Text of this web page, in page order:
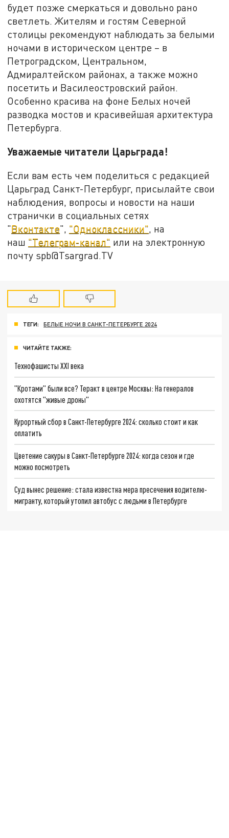
будет позже смеркаться и довольно рано
светлеть. Жителям и гостям Северной
столицы рекомендуют наблюдать за белыми
ночами в историческом центре – в
Петроградском, Центральном,
Адмиралтейском районах, а также можно
посетить и Василеостровский район.
Особенно красива на фоне Белых ночей
разводка мостов и красивейшая архитектура
Петербурга.
Уважаемые читатели Царьграда!
Если вам есть чем поделиться с редакцией
Царьград Санкт-Петербург, присылайте свои
наблюдения, вопросы и новости на наши
странички в социальных сетях
"Вконтакте", "Одноклассники" , на
наш "Телеграм-канал" или на электронную
почту spb@Tsargrad.TV
ТЕГИ: БЕЛЫЕ НОЧИ В САНКТ-ПЕТЕРБУРГЕ 2024
ЧИТАЙТЕ ТАКЖЕ:
Технофашисты XXI века
"Кротами" были все? Теракт в центре Москвы: На генералов
охотятся "живые дроны"
Курортный сбор в Санкт-Петербурге 2024: сколько стоит и как
оплатить
Цветение сакуры в Санкт-Петербурге 2024: когда сезон и где
можно посмотреть
Суд вынес решение: стала известна мера пресечения водителю-
мигранту, который утопил автобус с людьми в Петербурге